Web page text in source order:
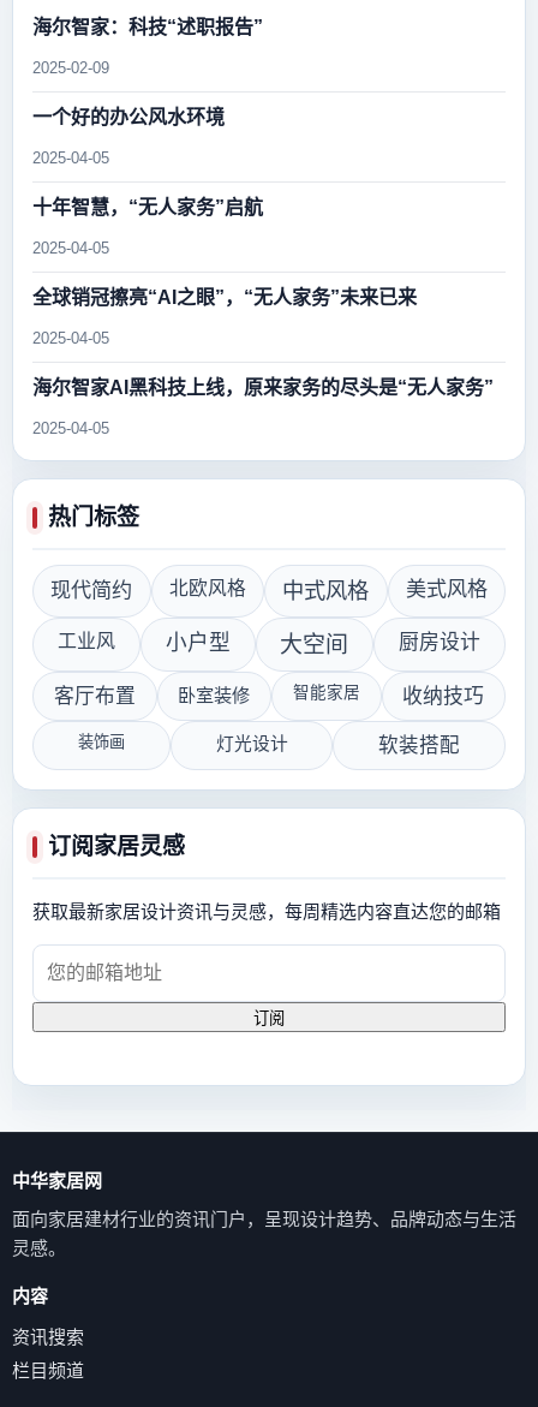
海尔智家：科技“述职报告”
2025-02-09
一个好的办公风水环境
2025-04-05
十年智慧，“无人家务”启航
2025-04-05
全球销冠擦亮“AI之眼”，“无人家务”未来已来
2025-04-05
海尔智家AI黑科技上线，原来家务的尽头是“无人家务”
2025-04-05
热门标签
现代简约 北欧风格 中式风格 美式风格
工业风 小户型 大空间 厨房设计
客厅布置 卧室装修 智能家居 收纳技巧
装饰画 灯光设计 软装搭配
订阅家居灵感
获取最新家居设计资讯与灵感，每周精选内容直达您的邮箱
订阅
中华家居网
面向家居建材行业的资讯门户，呈现设计趋势、品牌动态与生活
灵感。
内容
资讯搜索
栏目频道